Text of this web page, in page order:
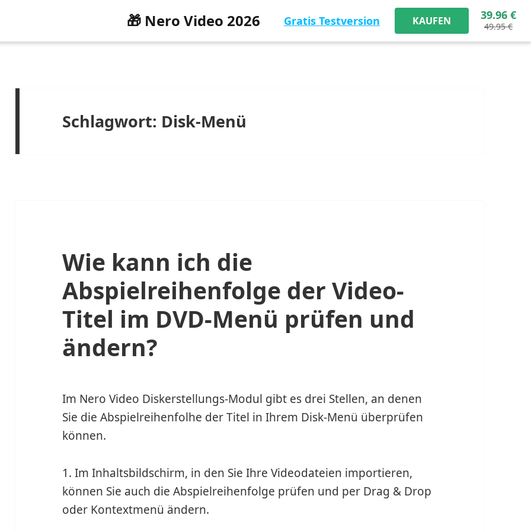
🎁 Nero Video 2026 Gratis Testversion KAUFEN 39.96 €
49.95 €
Schlagwort: Disk-Menü
Wie kann ich die
Abspielreihenfolge der Video-
Titel im DVD-Menü prüfen und
ändern?
Im Nero Video Diskerstellungs-Modul gibt es drei Stellen, an denen
Sie die Abspielreihenfolhe der Titel in Ihrem Disk-Menü überprüfen
können.
1. Im Inhaltsbildschirm, in den Sie Ihre Videodateien importieren,
können Sie auch die Abspielreihenfolge prüfen und per Drag & Drop
oder Kontextmenü ändern.